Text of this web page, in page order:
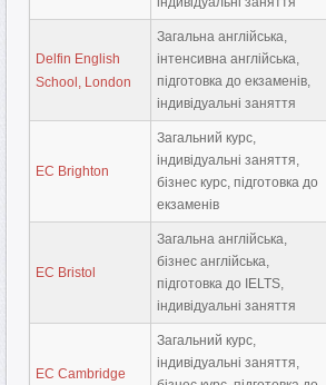
Delfin English
School, London
Загальна англійська,
інтенсивна англійська,
підготовка до екзаменів,
індивідуальні заняття
EC Brighton
Загальний курс,
індивідуальні заняття,
бізнес курс, підготовка до
екзаменів
EC Bristol
Загальна англійська,
бізнес англійська,
підготовка до IELTS,
індивідуальні заняття
EC Cambridge
Загальний курс,
індивідуальні заняття,